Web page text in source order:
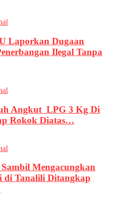
Laporkan Dugaan
Ilegal Tanpa
Angkut LPG 3 Kg Di
Rokok Diatas…
Mengacungkan
di Tanalili Ditangkap